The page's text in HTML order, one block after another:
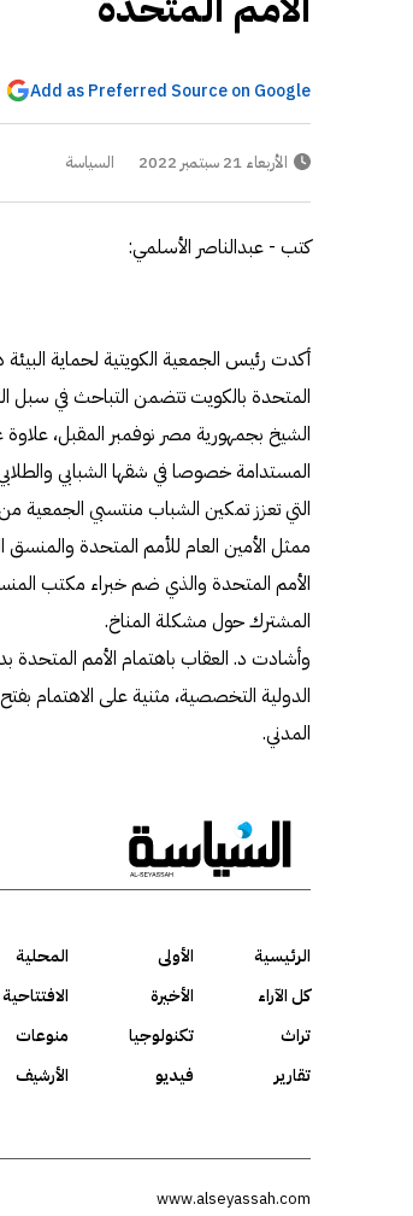
Add as Preferred Source on Google
الأربعاء 21 سبتمبر 2022 السياسة
كتب - عبدالناصر الأسلمي:
أكدت رئيس الجمعية الكويتية لحماية
الشيخ بجمهورية مصر نوفمبر المقبل، علاوة
المستدامة خصوصا في شقها الشبابي
التي تعزز تمكين الشباب منتسبي الجمعية
ممثل الأمين العام للأمم المتحدة
الأمم المتحدة والذي ضم خبراء مكتب
المشترك حول مشكلة المناخ.
وأشادت د. العقاب باهتمام الأمم المتحدة
الدولية التخصصية، مثنية على الاهتمام
المدني.
الرئيسية الأولى المحلية
كل الآراء
الأخيرة الافتتاحية
تراث
تكنولوجيا منوعات
تقارير
فيديو الأرشيف
www.alseyassah.com